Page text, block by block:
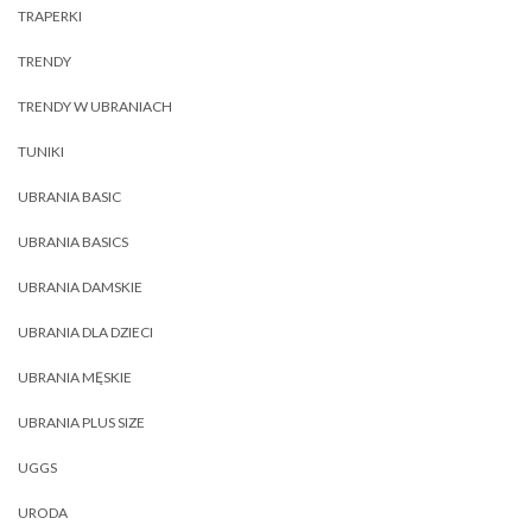
TRAPERKI
TRENDY
TRENDY W UBRANIACH
TUNIKI
UBRANIA BASIC
UBRANIA BASICS
UBRANIA DAMSKIE
UBRANIA DLA DZIECI
UBRANIA MĘSKIE
UBRANIA PLUS SIZE
UGGS
URODA